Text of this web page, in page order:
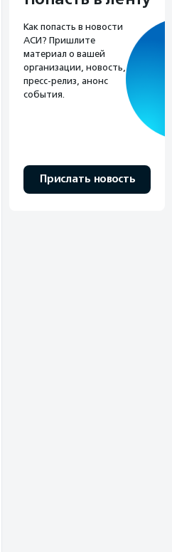
Как попасть в новости
АСИ? Пришлите
материал о вашей
организации, новость,
пресс-релиз, анонс
события.
Прислать новость